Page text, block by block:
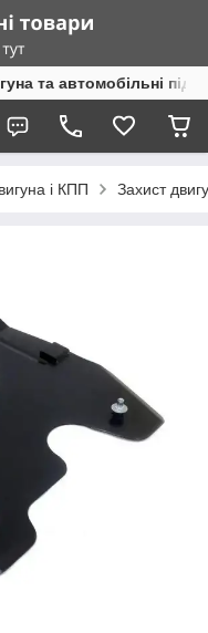
та автомобільні
і КПП Захист